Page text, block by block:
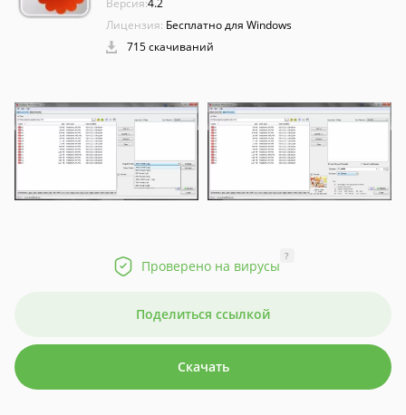
Версия:4.2
Лицензия: Бесплатно для Windows
715 скачиваний
Проверено на вирусы
?
Поделиться ссылкой
Скачать